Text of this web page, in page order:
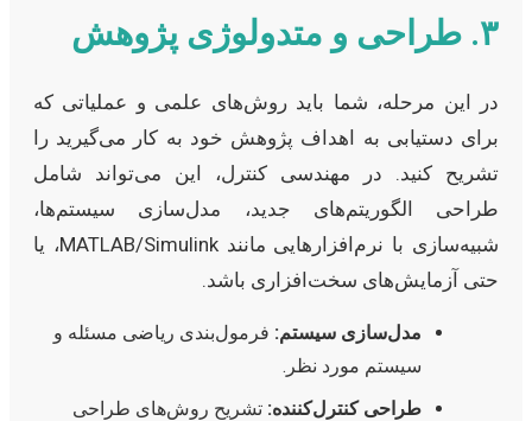
۳. طراحی و متدولوژی پژوهش
در این مرحله، شما باید روش‌های علمی و عملیاتی که
برای دستیابی به اهداف پژوهش خود به کار می‌گیرید را
تشریح کنید. در مهندسی کنترل، این می‌تواند شامل
طراحی الگوریتم‌های جدید، مدل‌سازی سیستم‌ها،
شبیه‌سازی با نرم‌افزارهایی مانند MATLAB/Simulink، یا
حتی آزمایش‌های سخت‌افزاری باشد.
مدل‌سازی سیستم: فرمول‌بندی ریاضی مسئله و
سیستم مورد نظر.
طراحی کنترل‌کننده: تشریح روش‌های طراحی